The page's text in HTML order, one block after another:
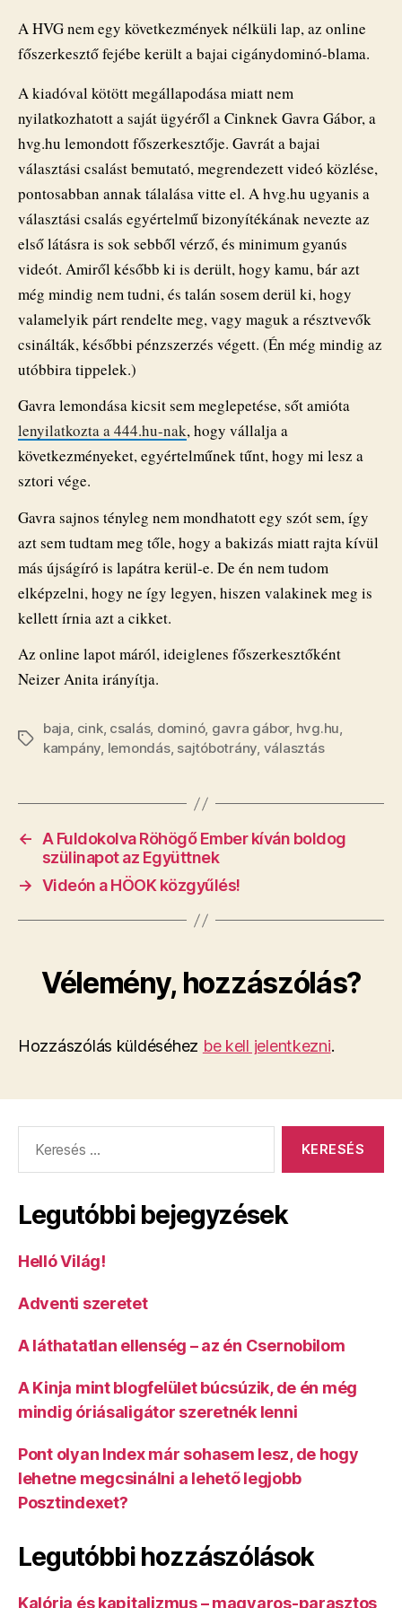
A HVG nem egy következmények nélküli lap, az online
főszerkesztő fejébe került a bajai cigánydominó-blama.
A kiadóval kötött megállapodása miatt nem
nyilatkozhatott a saját ügyéről a Cinknek Gavra Gábor, a
hvg.hu lemondott főszerkesztője. Gavrát a bajai
választási csalást bemutató, megrendezett videó közlése,
pontosabban annak tálalása vitte el. A hvg.hu ugyanis a
választási csalás egyértelmű bizonyítékának nevezte az
első látásra is sok sebből vérző, és minimum gyanús
videót. Amiről később ki is derült, hogy kamu, bár azt
még mindig nem tudni, és talán sosem derül ki, hogy
valamelyik párt rendelte meg, vagy maguk a résztvevők
csinálták, későbbi pénzszerzés végett. (Én még mindig az
utóbbira tippelek.)
Gavra lemondása kicsit sem meglepetése, sőt amióta
lenyilatkozta a 444.hu-nak, hogy vállalja a
következményeket, egyértelműnek tűnt, hogy mi lesz a
sztori vége.
Gavra sajnos tényleg nem mondhatott egy szót sem, így
azt sem tudtam meg tőle, hogy a bakizás miatt rajta kívül
más újságíró is lapátra kerül-e. De én nem tudom
elképzelni, hogy ne így legyen, hiszen valakinek meg is
kellett írnia azt a cikket.
Az online lapot máról, ideiglenes főszerkesztőként
Neizer Anita irányítja.
Címkék
baja, cink, csalás, dominó, gavra gábor, hvg.hu,
kampány, lemondás, sajtóbotrány, választás
←
A Fuldokolva Röhögő Ember kíván boldog
szülinapot az Együttnek
→ Videón a HÖOK közgyűlés!
Vélemény, hozzászólás?
Hozzászólás küldéséhez be kell jelentkezni.
Legutóbbi bejegyzések
Helló Világ!
Adventi szeretet
A láthatatlan ellenség – az én Csernobilom
A Kinja mint blogfelület búcsúzik, de én még
mindig óriásaligátor szeretnék lenni
Pont olyan Index már sohasem lesz, de hogy
lehetne megcsinálni a lehető legjobb
Posztindexet?
Legutóbbi hozzászólások
Kalória és kapitalizmus – magyaros-parasztos